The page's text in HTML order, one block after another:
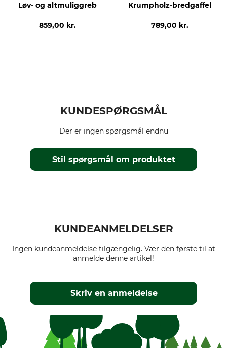
Løv- og altmuliggreb
859,00 kr.
Krumpholz-bredgaffel
789,00 kr.
KUNDESPØRGSMÅL
Stil spørgsmål om produktet
Der er ingen spørgsmål endnu
KUNDEANMELDELSER
Ingen kundeanmeldelse tilgængelig. Vær den første til at
anmelde denne artikel!
Skriv en anmeldelse